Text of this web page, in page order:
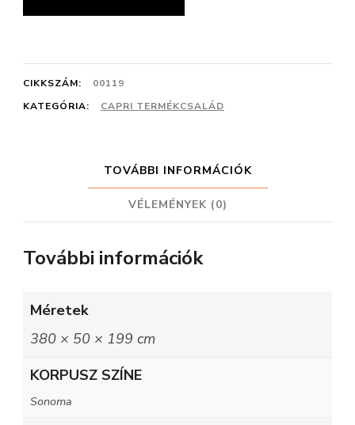
Összeállítás
cm
mennyiség
CIKKSZÁM:
00119
KATEGÓRIA:
CAPRI TERMÉKCSALÁD
TOVÁBBI INFORMÁCIÓK
VÉLEMÉNYEK (0)
További információk
Méretek
380 × 50 × 199 cm
KORPUSZ SZÍNE
Sonoma